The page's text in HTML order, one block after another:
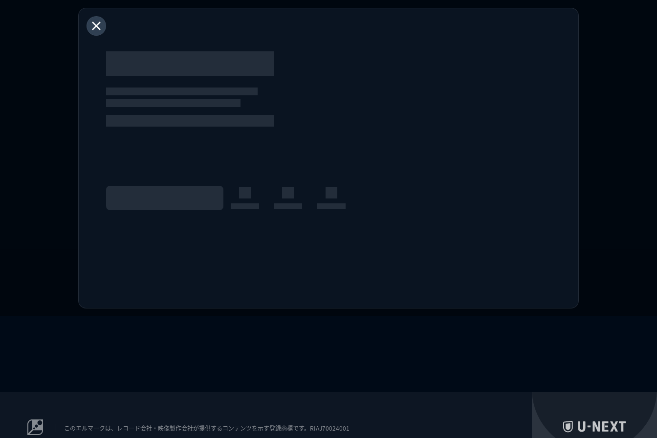
このエルマークは、レコード会社・映像製作会社が提供するコンテンツを示す登録商標です。RIAJ70024001